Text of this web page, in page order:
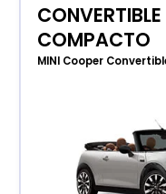
CONVERTIBLE
COMPACTO
MINI Cooper